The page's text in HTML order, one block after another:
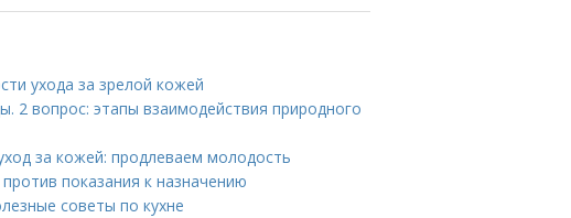
ухода за зрелой кожей
2 вопрос: этапы взаимодействия природного
за кожей: продлеваем молодость
показания к назначению
советы по кухне